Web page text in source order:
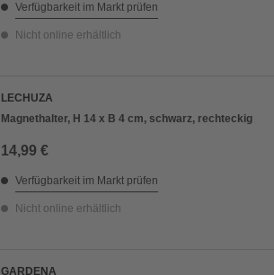
Verfügbarkeit im Markt prüfen
Nicht online erhältlich
LECHUZA
Magnethalter, H 14 x B 4 cm, schwarz, rechteckig
14,99 €
Verfügbarkeit im Markt prüfen
Nicht online erhältlich
GARDENA